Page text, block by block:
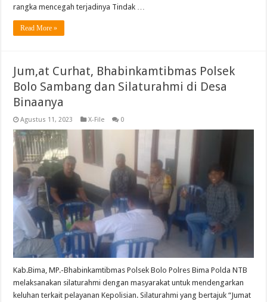
rangka mencegah terjadinya Tindak …
Read More »
Jum,at Curhat, Bhabinkamtibmas Polsek
Bolo Sambang dan Silaturahmi di Desa
Binaanya
Agustus 11, 2023 X-File 0
Kab.Bima, MP.-Bhabinkamtibmas Polsek Bolo Polres Bima Polda NTB
melaksanakan silaturahmi dengan masyarakat untuk mendengarkan
keluhan terkait pelayanan Kepolisian. Silaturahmi yang bertajuk “Jumat